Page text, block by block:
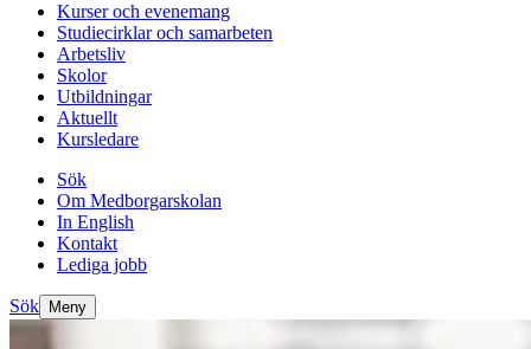
Kurser och evenemang
Studiecirklar och samarbeten
Arbetsliv
Skolor
Utbildningar
Aktuellt
Kursledare
Sök
Om Medborgarskolan
In English
Kontakt
Lediga jobb
Sök Meny